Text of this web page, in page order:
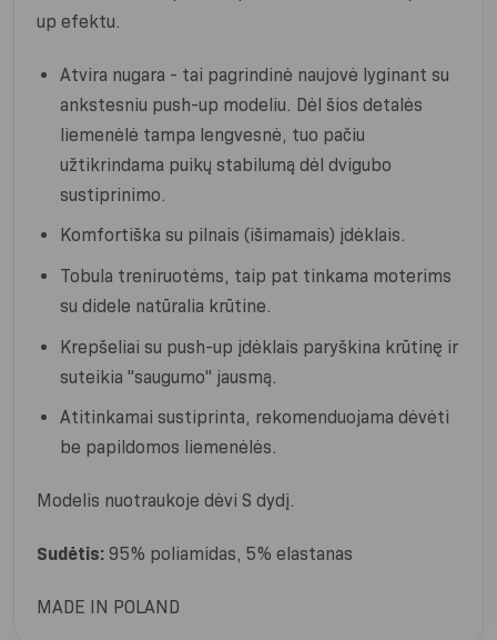
up efektu.
Atvira nugara - tai pagrindinė naujovė lyginant su
ankstesniu push-up modeliu. Dėl šios detalės
liemenėlė tampa lengvesnė, tuo pačiu
užtikrindama puikų stabilumą dėl dvigubo
sustiprinimo.
Komfortiška su pilnais (išimamais) įdėklais.
Tobula treniruotėms, taip pat tinkama moterims
su didele natūralia krūtine.
Krepšeliai su push-up įdėklais paryškina krūtinę ir
suteikia "saugumo" jausmą.
Atitinkamai sustiprinta, rekomenduojama dėvėti
be papildomos liemenėlės.
Modelis nuotraukoje dėvi S dydį.
Sudėtis: 95% poliamidas, 5% elastanas
MADE IN POLAND